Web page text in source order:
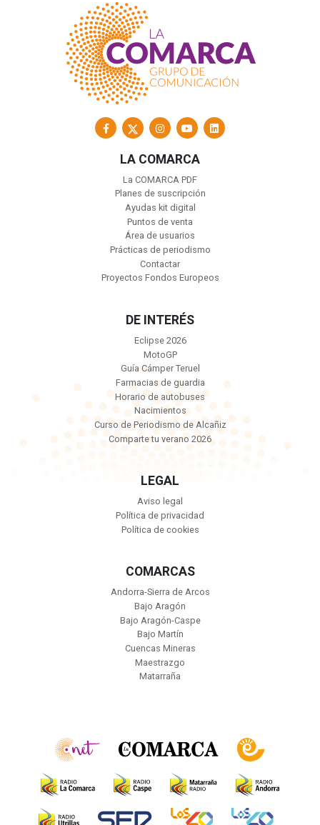
LA COMARCA
La COMARCA PDF
Planes de suscripción
Ayudas kit digital
Puntos de venta
Área de usuarios
Prácticas de periodismo
Contactar
Proyectos Fondos Europeos
DE INTERÉS
Eclipse 2026
MotoGP
Guía Cámper Teruel
Farmacias de guardia
Horario de autobuses
Nacimientos
Curso de Periodismo de Alcañiz
Comparte tu verano 2026
LEGAL
Aviso legal
Política de privacidad
Política de cookies
COMARCAS
Andorra-Sierra de Arcos
Bajo Aragón
Bajo Aragón-Caspe
Bajo Martín
Cuencas Mineras
Maestrazgo
Matarraña